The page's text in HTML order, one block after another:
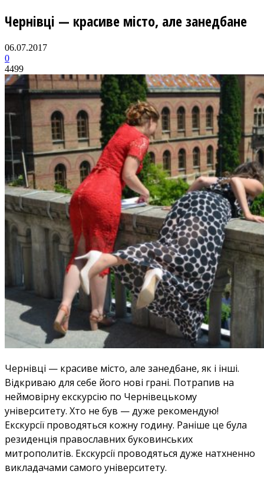
Чернівці — красиве місто, але занедбане
06.07.2017
0
4499
Чернівці — красиве місто, але занедбане, як і інші.
Відкриваю для себе його нові грані. Потрапив на
неймовірну екскурсію по Чернівецькому
університету. Хто не був — дуже рекомендую!
Екскурсії проводяться кожну годину. Раніше це була
резиденція православних буковинських
митрополитів. Екскурсії проводяться дуже натхненно
викладачами самого університету.